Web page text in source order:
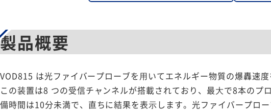
製品概要
VOD815 は光ファイバープローブを⽤いてエネルギー物質の爆轟速
この装置は8 つの受信チャンネルが搭載されており、最⼤で8本の
備時間は10分未満で、直ちに結果を表⽰します。光ファイバープロ